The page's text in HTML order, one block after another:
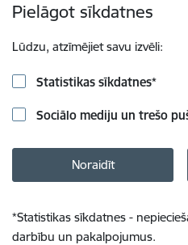
Pielāgot sīkdatnes
Lūdzu, atzīmējiet savu izvēli:
Statistikas sīkdatnes*
Sociālo mediju un trešo
Noraidīt
*Statistikas sīkdatnes -
darbību un pakalpojumus.